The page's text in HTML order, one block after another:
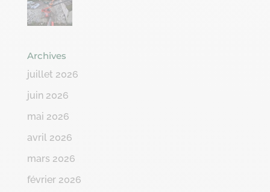
Archives
juillet 2026
juin 2026
mai 2026
avril 2026
mars 2026
février 2026